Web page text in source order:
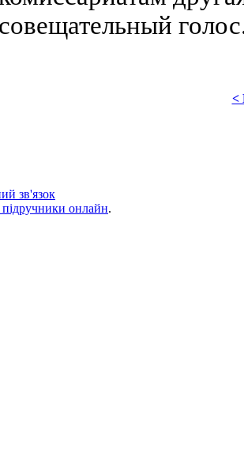
совещательный
<
зв'язок
підручники онлайн.